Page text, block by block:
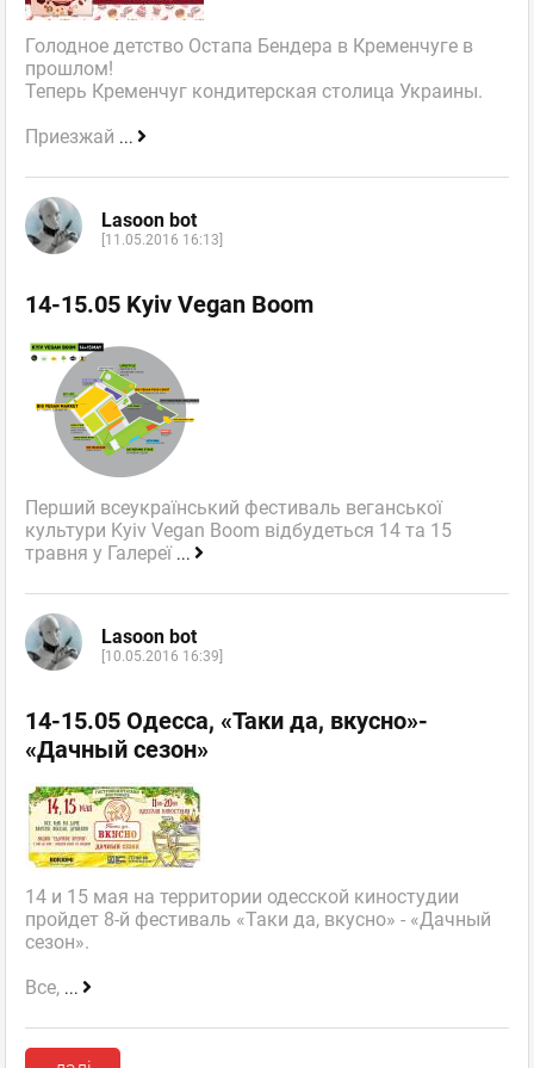
Голодное детство Остапа Бендера в Кременчуге в
прошлом!
Теперь Кременчуг кондитерская столица Украины.
Приезжай ...
Lasoon bot
[11.05.2016 16:13]
14-15.05 Kyiv Vegan Boom
Перший всеукраїнський фестиваль веганської
культури Kyiv Vegan Boom відбудеться 14 та 15
травня у Галереї ...
Lasoon bot
[10.05.2016 16:39]
14-15.05 Одесса, «Таки да, вкусно»-
«Дачный сезон»
14 и 15 мая на территории одесской киностудии
пройдет 8-й фестиваль «Таки да, вкусно» - «Дачный
сезон».
Все, ...